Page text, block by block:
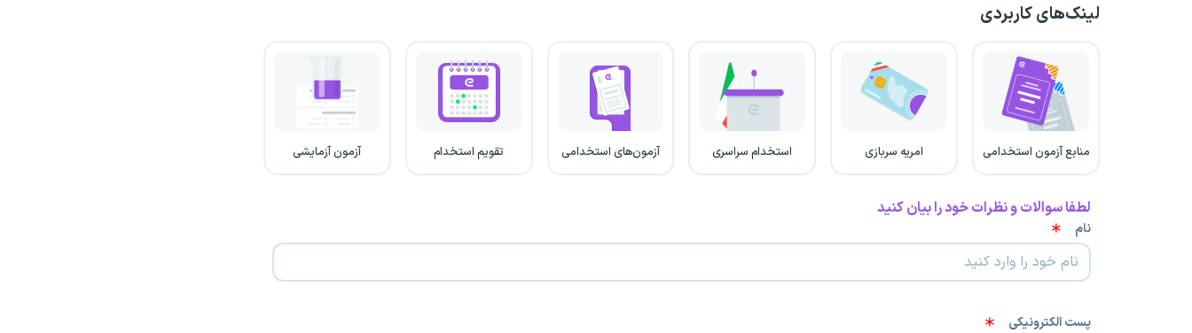
لینک‌های کاربردی
منابع آزمون استخدامی امریه سربازی استخدام سراسری آزمون‌های استخدامی تقویم استخدام آزمون آزمایشی
لطفا سوالات و نظرات خود را بیان کنید
نام
پست الکترونیکی